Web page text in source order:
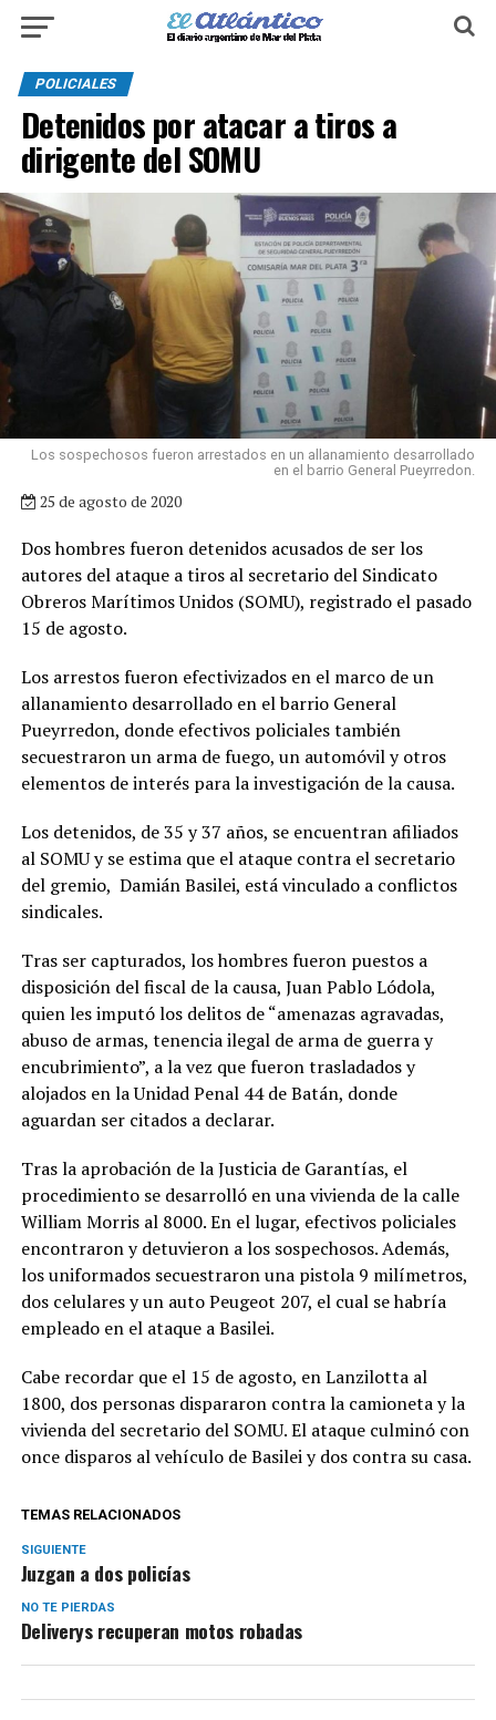
POLICIALES
Detenidos por atacar a tiros a
dirigente del SOMU
Los sospechosos fueron arrestados en un allanamiento desarrollado
en el barrio General Pueyrredon.
25 de agosto de 2020
Dos hombres fueron detenidos acusados de ser los
autores del ataque a tiros al secretario del Sindicato
Obreros Marítimos Unidos (SOMU), registrado el pasado
15 de agosto.
Los arrestos fueron efectivizados en el marco de un
allanamiento desarrollado en el barrio General
Pueyrredon, donde efectivos policiales también
secuestraron un arma de fuego, un automóvil y otros
elementos de interés para la investigación de la causa.
Los detenidos, de 35 y 37 años, se encuentran afiliados
al SOMU y se estima que el ataque contra el secretario
del gremio, Damián Basilei, está vinculado a conflictos
sindicales.
Tras ser capturados, los hombres fueron puestos a
disposición del fiscal de la causa, Juan Pablo Lódola,
quien les imputó los delitos de “amenazas agravadas,
abuso de armas, tenencia ilegal de arma de guerra y
encubrimiento”, a la vez que fueron trasladados y
alojados en la Unidad Penal 44 de Batán, donde
aguardan ser citados a declarar.
Tras la aprobación de la Justicia de Garantías, el
procedimiento se desarrolló en una vivienda de la calle
William Morris al 8000. En el lugar, efectivos policiales
encontraron y detuvieron a los sospechosos. Además,
los uniformados secuestraron una pistola 9 milímetros,
dos celulares y un auto Peugeot 207, el cual se habría
empleado en el ataque a Basilei.
Cabe recordar que el 15 de agosto, en Lanzilotta al
1800, dos personas dispararon contra la camioneta y la
vivienda del secretario del SOMU. El ataque culminó con
once disparos al vehículo de Basilei y dos contra su casa.
TEMAS RELACIONADOS
SIGUIENTE
Juzgan a dos policías
NO TE PIERDAS
Deliverys recuperan motos robadas